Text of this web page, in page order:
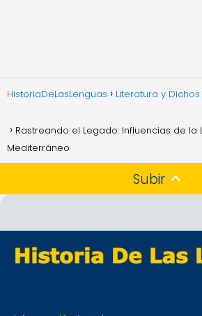
HistoriaDeLasLenguas Literatura y
Rastreando el Legado: Influencias de la
Mediterráneo
Subir